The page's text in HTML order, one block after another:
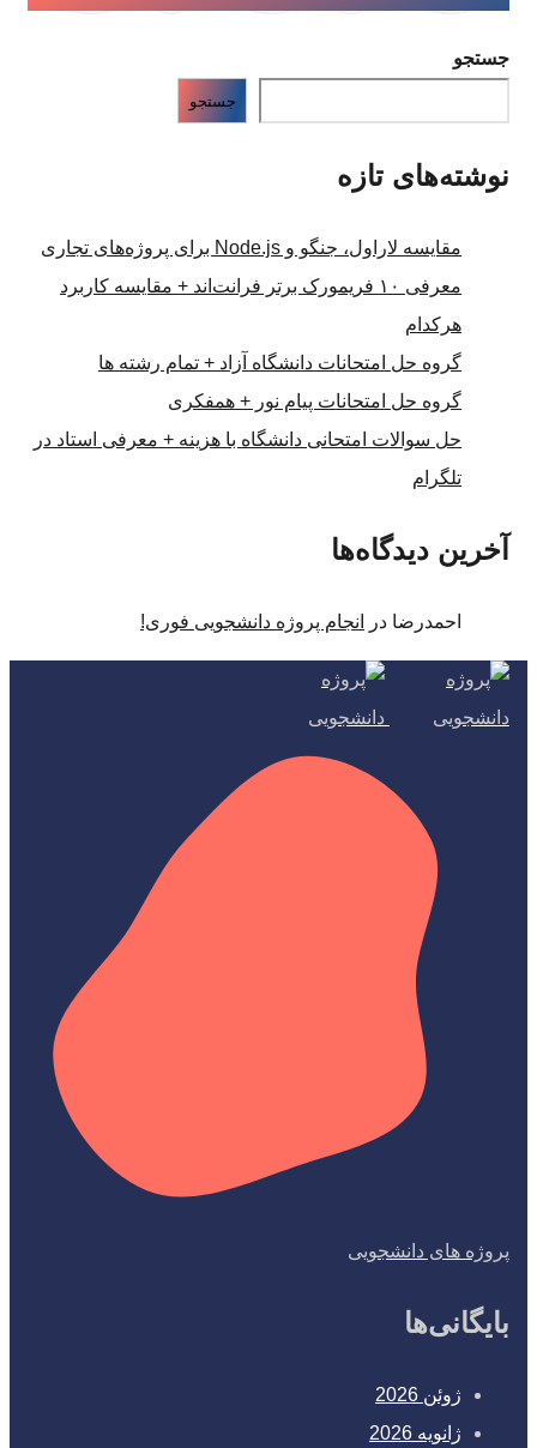
جستجو
جستجو
نوشته‌های تازه
مقایسه لاراول، جنگو و Node.js برای پروژه‌های تجاری
معرفی ۱۰ فریمورک برتر فرانت‌اند + مقایسه کاربرد
هرکدام
گروه حل امتحانات دانشگاه آزاد + تمام رشته ها
گروه حل امتحانات پیام نور + همفکری
حل سوالات امتحانی دانشگاه با هزینه + معرفی استاد در
تلگرام
آخرین دیدگاه‌ها
احمدرضا در انجام پروژه دانشجویی فوری!
پروژه های دانشجویی
بایگانی‌ها
ژوئن 2026
ژانویه 2026